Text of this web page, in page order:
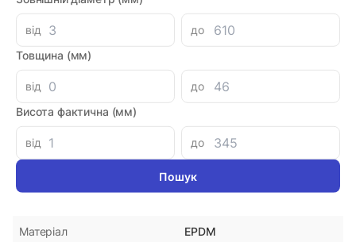
від
до
Товщина (мм)
від
до
Висота фактична (мм)
від до
Параметри
Країна-виробник Україна
Матеріал EPDM